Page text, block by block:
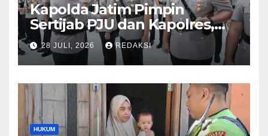
Kapolda Jatim Pimpin
Sertijab PJU dan Kapolres,
Perkuat Regenerasi
Kepemimpinan dan
Pelayanan Presisi
28 JULI, 2026 REDAKSI
HUKUM